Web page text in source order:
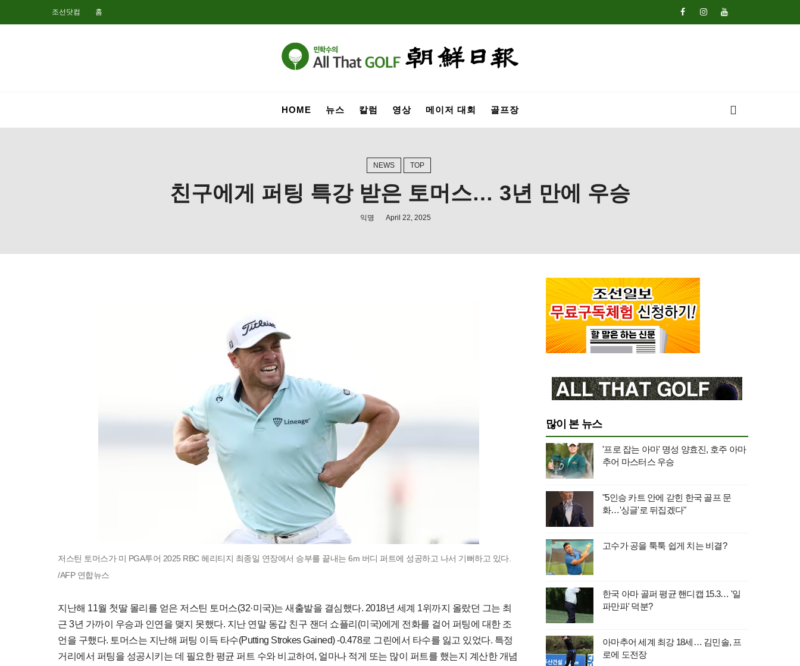
조선닷컴 홈
HOME 뉴스 칼럼 영상 메이저 대회 골프장
NEWS TOP
친구에게 퍼팅 특강 받은 토머스… 3년 만에 우승
익명 April 22, 2025
저스틴 토머스가 미 PGA투어 2025 RBC 헤리티지 최종일 연장에서 승부를 끝내는 6m 버디 퍼트에 성공하고 나서 기뻐하고 있다.
/AFP 연합뉴스
지난해 11월 첫딸 몰리를 얻은 저스틴 토머스(32·미국)는 새출발을 결심했다. 2018년 세계 1위까지 올랐던 그는 최
근 3년 가까이 우승과 인연을 맺지 못했다. 지난 연말 동갑 친구 잰더 쇼플리(미국)에게 전화를 걸어 퍼팅에 대한 조
언을 구했다. 토머스는 지난해 퍼팅 이득 타수(Putting Strokes Gained) -0.478로 그린에서 타수를 잃고 있었다. 특정
거리에서 퍼팅을 성공시키는 데 필요한 평균 퍼트 수와 비교하여, 얼마나 적게 또는 많이 퍼트를 했는지 계산한 개념
많이 본 뉴스
'프로 잡는 아마' 명성 양효진, 호주 아마
추어 마스터스 우승
"5인승 카트 안에 갇힌 한국 골프 문
화…'싱글'로 뒤집겠다"
고수가 공을 툭툭 쉽게 치는 비결?
한국 아마 골퍼 평균 핸디캡 15.3… '일
파만파' 덕분?
아마추어 세계 최강 18세… 김민솔, 프
로에 도전장